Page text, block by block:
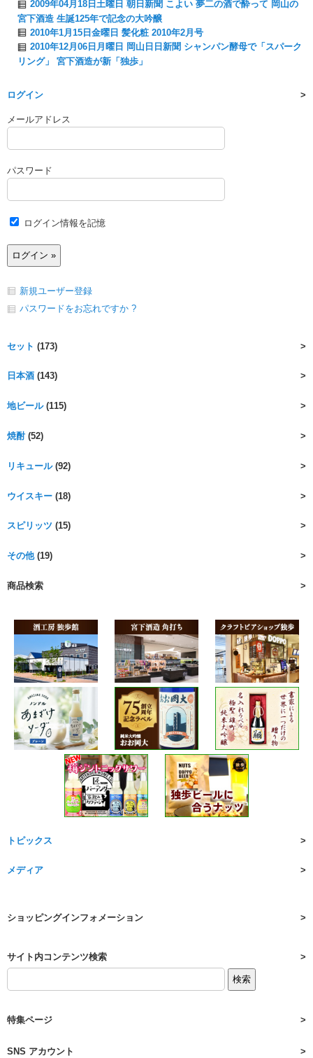
2009年04月18日土曜日 朝日新聞 こよい 夢二の酒で酔って 岡山の
宮下酒造 生誕125年で記念の大吟醸
2010年1月15日金曜日 髪化粧 2010年2月号
2010年12月06日月曜日 岡山日日新聞 シャンパン酵母で「スパーク
リング」 宮下酒造が新「独歩」
ログイン
メールアドレス
パスワード
ログイン情報を記憶
新規ユーザー登録
パスワードをお忘れですか ?
セット (173)
日本酒 (143)
地ビール(115)
焼酎(52)
リキュール(92)
ウイスキー (18)
スピリッツ (15)
その他(19)
商品検索
トピックス
メディア
ショッピングインフォメーション
サイト内コンテンツ検索
特集ページ
SNS アカウント